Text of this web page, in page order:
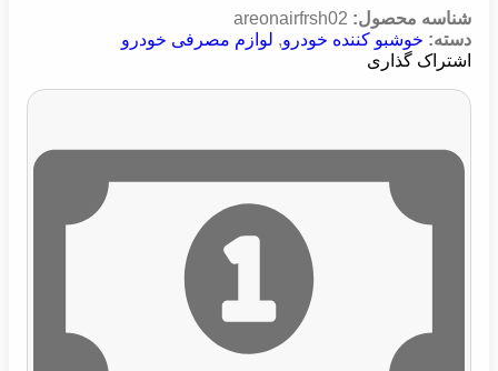
شناسه محصول: areonairfrsh02
دسته: خوشبو کننده خودرو, لوازم مصرفی خودرو
اشتراک گذاری